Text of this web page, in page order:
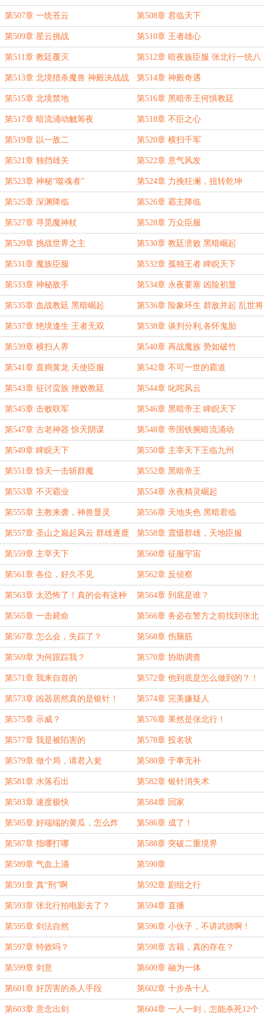
第507章 一统苍云 第508章 君临天下
第509章 星云挑战 第510章 王者雄心
第511章 教廷覆灭 第512章 暗夜族臣服 张北行一统八
荒
第513章 北境猎杀魔兽 神殿决战战
神魂
第514章 神殿奇遇
第515章 北境禁地 第516章 黑暗帝王何惧教廷
第517章 暗流涌动觥筹夜 第518章 不臣之心
第519章 以一敌二 第520章 横扫千军
第521章 独挡雄关 第522章 意气风发
第523章 神秘“噬魂者” 第524章 力挽狂澜，扭转乾坤
第525章 深渊降临 第526章 霸主降临
第527章 寻觅魔神杖 第528章 万众臣服
第529章 挑战世界之主 第530章 教廷溃败 黑暗崛起
第531章 魔族臣服 第532章 孤独王者 睥睨天下
第533章 神秘敌手 第534章 永夜要塞 凶险初显
第535章 血战教廷 黑暗崛起 第536章 险象环生 群敌并起 乱世将
至
第537章 绝境逢生 王者无双 第538章 谈判分利,各怀鬼胎
第539章 横扫人界 第540章 再战魔族 势如破竹
第541章 直捣黄龙 天使臣服 第542章 不可一世的霸道
第543章 征讨蛮族 挫败教廷 第544章 叱咤风云
第545章 击败联军 第546章 黑暗帝王 睥睨天下
第547章 古老神器 惊天阴谋 第548章 帝国铁腕暗流涌动
第549章 睥睨天下 第550章 主宰天下王临九州
第551章 惊天一击斩群魔 第552章 黑暗帝王
第553章 不灭霸业 第554章 永夜精灵崛起
第555章 主教来袭，神兽显灵 第556章 天地失色 黑暗君临
第557章 圣山之巅起风云 群雄逐鹿
战白虎
第558章 震慑群雄，天地臣服
第559章 主宰天下 第560章 征服宇宙
第561章 各位，好久不见 第562章 反侦察
第563章 太恐怖了！真的会有这种
武器吗？
第564章 到底是谁？
第565章 一击毙命 第566章 务必在警方之前找到张北
行！
第567章 怎么会，失踪了？ 第568章 伤脑筋
第569章 为何跟踪我？ 第570章 协助调查
第571章 我来自首的 第572章 他到底是怎么做到的？！
第573章 凶器居然真的是银针！ 第574章 完美嫌疑人
第575章 示威？ 第576章 果然是张北行！
第577章 我是被陷害的 第578章 投名状
第579章 做个局，请君入瓮 第580章 于事无补
第581章 水落石出 第582章 银针消失术
第583章 速度极快 第584章 回家
第585章 好端端的黄瓜，怎么炸
了！
第586章 成了！
第587章 指哪打哪 第588章 突破二重境界
第589章 气血上涌 第590章
第591章 真“刑”啊 第592章 剧组之行
第593章 张北行拍电影去了？ 第594章 直播
第595章 剑法自然 第596章 小伙子，不讲武德啊！
第597章 特效吗？ 第598章 古籍，真的存在？
第599章 剑意 第600章 融为一体
第601章 好厉害的杀人手段 第602章 十步杀十人
第603章 意念出剑 第604章 一人一剑，怎能杀死12个